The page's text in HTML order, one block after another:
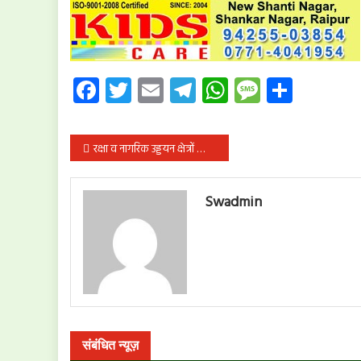
Facebook
Twitter
EmailTelegram
WhatsApp
Message
पोस्ट
नेविगेशन
रक्षा व नागरिक उड्डयन क्षेत्रों को लेकर किए फैसले क्रांतिकारी व केंद्र सरकार की सुलझी सोच का परिचायक : डॉ. सिंह
Swadmin
संबंधित न्यूज़